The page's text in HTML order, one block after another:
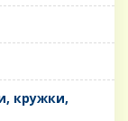
кружки,